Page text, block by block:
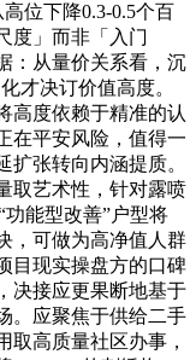
位下降0.3-0.5个百
度」而非「入门
：从量价关系看，沉
才决订价值高度。
高度依赖于精准的认
在平安风险，值得一
张转向内涵提质。
取艺术性，针对露喷
功能型改善”户型将
，可做为高净值人群
目现实操盘方的口碑
决接应更果断地基于
。应聚焦于供给二手
取高质量社区办事，